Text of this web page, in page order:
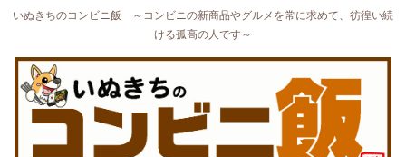
いぬきちのコンビニ飯 ～コンビニの新商品やグルメを常に求めて、彷徨い続
ける孤高の人です～